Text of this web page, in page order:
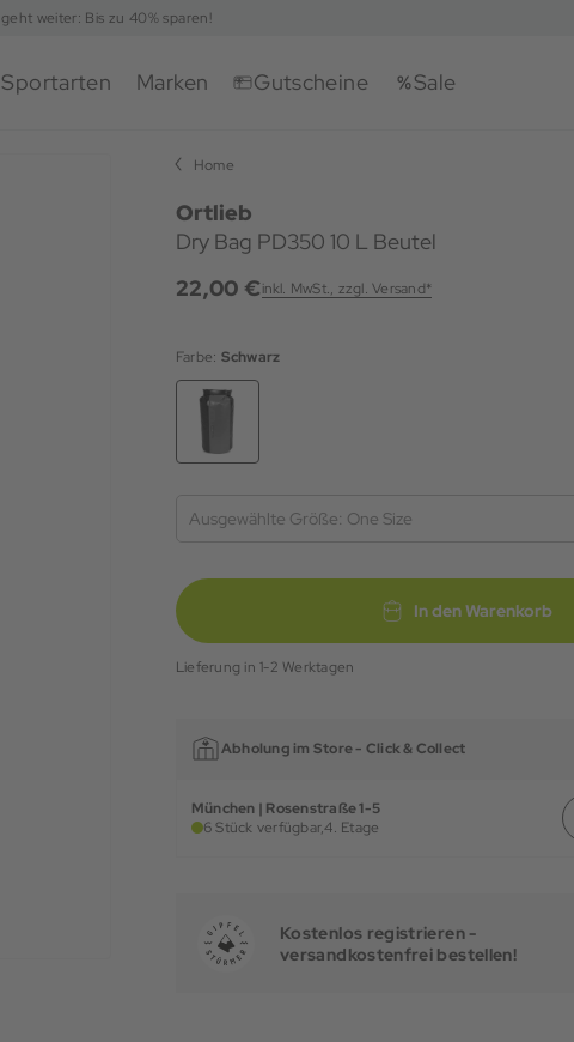
geht weiter: Bis zu 40% sparen!
Sportarten Marken Gutscheine Sale
Home
Ortlieb
Dry Bag PD350 10 L Beutel
22,00 €inkl. MwSt., zzgl. Versand*
Farbe: Schwarz
Ausgewählte Größe: One Size
In den Warenkorb
Lieferung in 1-2 Werktagen
Abholung im Store - Click & Collect
München | Rosenstraße 1-5
6 Stück verfügbar,4. Etage
Kostenlos registrieren -
versandkostenfrei bestellen!